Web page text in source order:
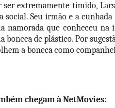
ser extremamente tímido,
social. Seu irmão e a
namorada que conheceu na
boneca de plástico. Por
a boneca como
chegam à NetMovies: